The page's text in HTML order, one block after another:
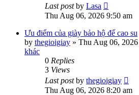
Last postby Lasa
Thu Aug 06, 2026 9:50 am
Ưu điểm của giày bảo hộ đế cao su
by thegioigiay » Thu Aug 06,
khác
0 Replies
3 Views
Last postby thegioigiay
Thu Aug 06, 2026 8:20 am